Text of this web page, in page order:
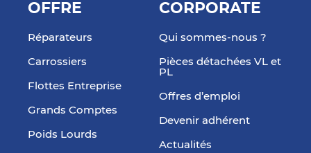
OFFRE
Réparateurs
Carrossiers
Flottes Entreprise
Grands Comptes
Poids Lourds
CORPORATE
Qui sommes-nous ?
Pièces détachées VL et
PL
Offres d’emploi
Devenir adhérent
Actualités